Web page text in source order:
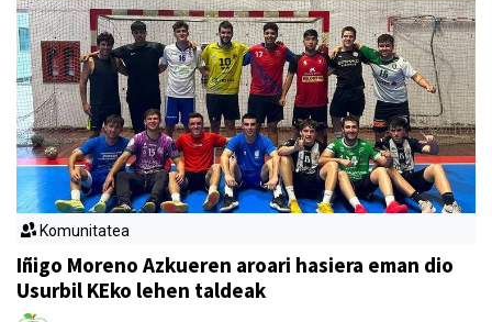
Komunitatea
Iñigo Moreno Azkueren aroari hasiera eman dio
Usurbil KEko lehen taldeak